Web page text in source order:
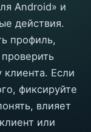
Android» и
действия.
профиль,
клиента. Если
фиксируйте
влияет
или